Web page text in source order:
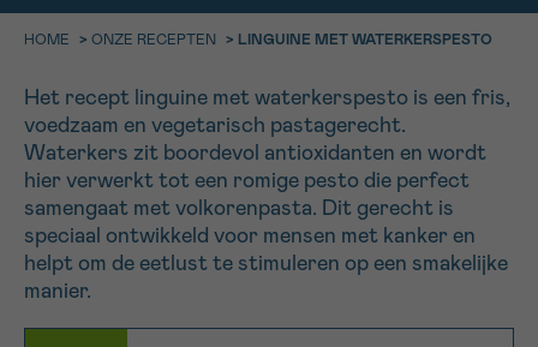
HOME > ONZE RECEPTEN > LINGUINE MET WATERKERSPESTO
Het recept linguine met waterkerspesto is een fris,
voedzaam en vegetarisch pastagerecht.
Waterkers zit boordevol antioxidanten en wordt
hier verwerkt tot een romige pesto die perfect
samengaat met volkorenpasta. Dit gerecht is
speciaal ontwikkeld voor mensen met kanker en
helpt om de eetlust te stimuleren op een smakelijke
manier.
NAAM
VOORNAAM
Contacteer ons gratis
ma-vrij 9u tot 18u
contactformulier
Ik wil graag opgebeld worden
Meer weten over Kankerinfo
TERUG
NAAM
Afspraak Vraag Gegevens Bevestiging
KIES DE TIJDSSPANNE VAN JE AFSPRAAK
9h-11h
11h-13h
13h-16h
16h-18h